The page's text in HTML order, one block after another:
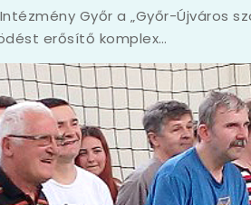
Győr a „Győr-Újváros
erősítő komplex…